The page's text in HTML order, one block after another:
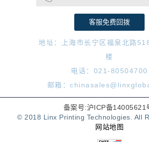
地址：上海市长宁区福泉北路
楼
电话：021-80504700
邮箱：
备案号:沪ICP备14005621
© 2018 Linx Printing Technologies. All
网站地图